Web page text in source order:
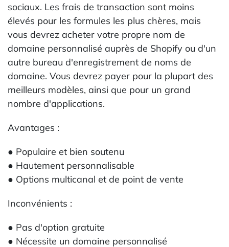
sociaux. Les frais de transaction sont moins
élevés pour les formules les plus chères, mais
vous devrez acheter votre propre nom de
domaine personnalisé auprès de Shopify ou d'un
autre bureau d'enregistrement de noms de
domaine. Vous devrez payer pour la plupart des
meilleurs modèles, ainsi que pour un grand
nombre d'applications.
Avantages :
● Populaire et bien soutenu
● Hautement personnalisable
● Options multicanal et de point de vente
Inconvénients :
● Pas d'option gratuite
● Nécessite un domaine personnalisé